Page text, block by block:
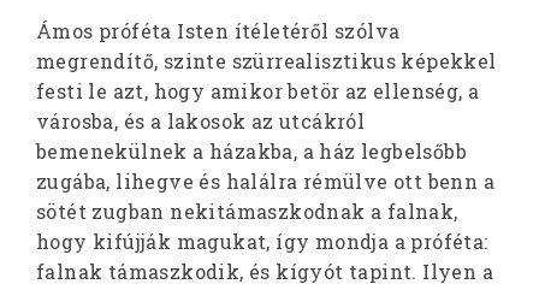
Ámos próféta Isten ítéletéről szólva
megrendítő, szinte szürrealisztikus képekkel
festi le azt, hogy amikor betör az ellenség, a
városba, és a lakosok az utcákról
bemenekülnek a házakba, a ház legbelsőbb
zugába, lihegve és halálra rémülve ott benn a
sötét zugban nekitámaszkodnak a falnak,
hogy kifújják magukat, így mondja a próféta:
falnak támaszkodik, és kígyót tapint. Ilyen a